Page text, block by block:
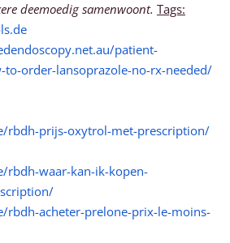
deemoedig samenwoont. Tags:
patient-
order-lansoprazole-no-rx-needed/
rbdh-prijs-oxytrol-met-prescription/
waar-kan-ik-kopen-
acheter-prelone-prix-le-moins-